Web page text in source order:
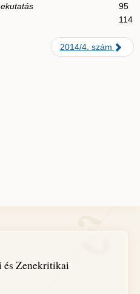
95
114
2014/4. szám
és Zenekritikai